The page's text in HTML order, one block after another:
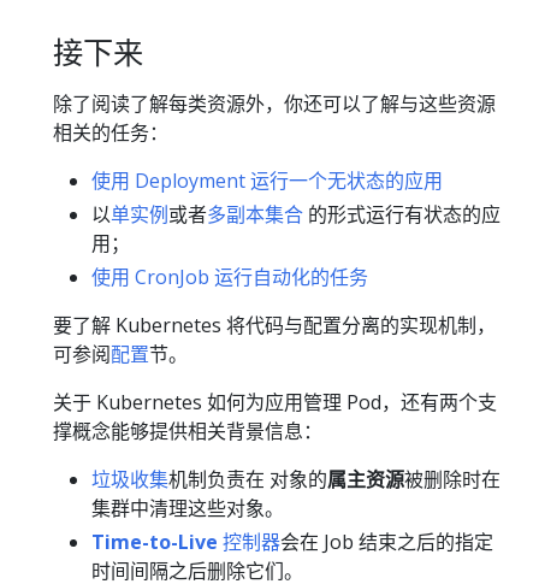
接下来
除了阅读了解每类资源外，你还可以了解与这些资源
相关的任务：
使用 Deployment 运行一个无状态的应用
以单实例或者多副本集合 的形式运行有状态的应
用；
使用 CronJob 运行自动化的任务
要了解 Kubernetes 将代码与配置分离的实现机制，
可参阅配置节。
关于 Kubernetes 如何为应用管理 Pod，还有两个支
撑概念能够提供相关背景信息：
垃圾收集机制负责在 对象的属主资源被删除时在
集群中清理这些对象。
Time-to-Live 控制器会在 Job 结束之后的指定
时间间隔之后删除它们。